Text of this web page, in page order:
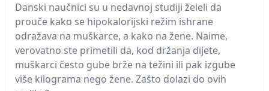
Danski naučnici su u nedavnoj studiji želeli da
prouče kako se hipokalorijski režim ishrane
odražava na muškarce, a kako na žene. Naime,
verovatno ste primetili da, kod držanja dijete,
muškarci često gube brže na težini ili pak izgube
više kilograma nego žene. Zašto dolazi do ovih